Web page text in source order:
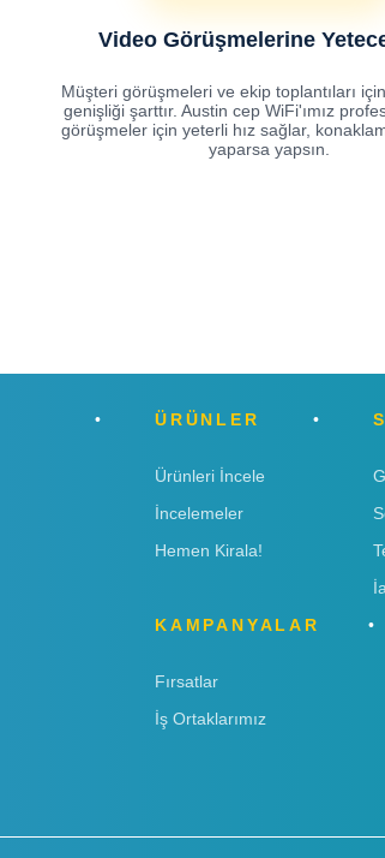
Video Görüşmelerine
Müşteri görüşmeleri ve ekip toplantıları
genişliği şarttır. Austin cep WiFi'ımız
görüşmeler için yeterli hız sağlar,
yaparsa yapsın.
ÜRÜNLER
Ürünleri İncele
İncelemeler
Hemen Kirala!
KAMPANYALAR
Fırsatlar
İş Ortaklarımız